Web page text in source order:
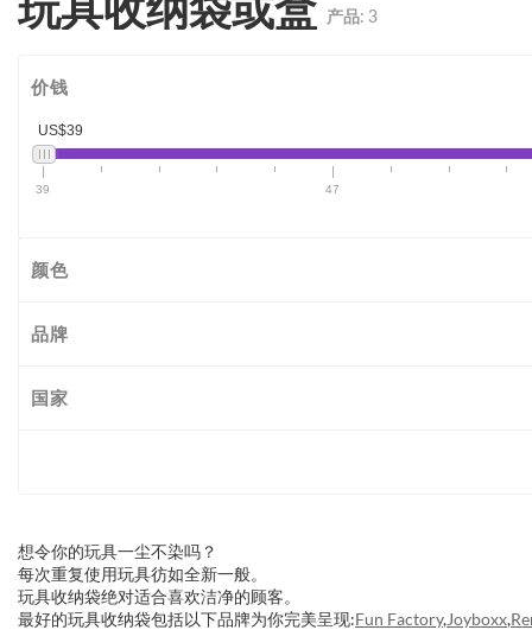
产品: 3
价钱
US$39
39 47
颜色
品牌
国家
想令你的玩具一尘不染吗？
每次重复使用玩具彷如全新一般。
玩具收纳袋绝对适合喜欢洁净的顾客。
最好的玩具收纳袋包括以下品牌为你完美呈现:Fun Factory,Joyboxx,